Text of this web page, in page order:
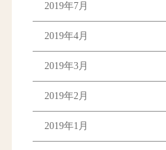
2019年7月
2019年4月
2019年3月
2019年2月
2019年1月